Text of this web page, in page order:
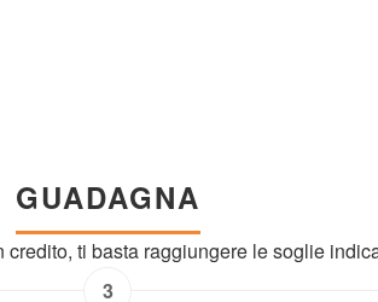
GUADAGNA
credito, ti basta raggiungere le soglie
3